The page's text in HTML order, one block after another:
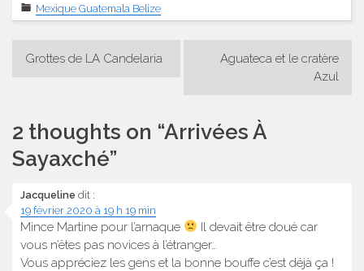
Mexique Guatemala Belize
Navigation
Grottes de LA Candelaria
Aguateca et le cratère
Azul
2 thoughts on “Arrivées À
Sayaxché”
Jacqueline dit :
19 février 2020 à 19 h 19 min
Mince Martine pour l’arnaque
Il devait être doué car
vous n’êtes pas novices à l’étranger…
Vous appréciez les gens et la bonne bouffe c’est déjà ça !